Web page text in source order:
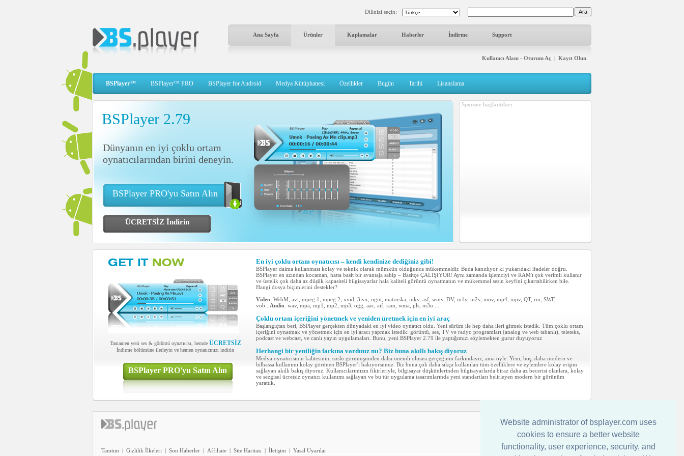
Website administrator of bsplayer.com uses
cookies to ensure a better website
functionality, user experience, security, and
Dilinizi seçin:
Ana Sayfa Ürünler Kaplamalar Haberler İndirme Support
Kullanıcı Alanı - Oturum Aç | Kayıt Olun
BSPlayer™ BSPlayer™ PRO BSPlayer for Android Medya Kütüphanesi Özellikler Bugün Tarihi Lisanslama
BSPlayer 2.79
Dünyanın en iyi çoklu ortam
oynatıcılarından birini deneyin.
BSPlayer PRO'yu Satın Alın
ÜCRETSİZ İndirin
Sponsor bağlantıları
Tamamen yeni ses & görüntü oynatıcısı, hemde ÜCRETSİZ
İndirme bölümüne ilerleyin ve hemen oynatıcınızı indirin
BSPlayer PRO'yu Satın Alın
En iyi çoklu ortam oynatıcısı – kendi kendinize dediğiniz gibi!
BSPlayer daima kullanması kolay ve teknik olarak mümkün olduğunca mükemmeldir. Buda kanıtlıyor ki yukarıdaki ifadeler doğru.
BSPlayer en azından kocaman, hatta basit bir avantaja sahip – Basitçe ÇALIŞIYOR! Aynı zamanda işlemciyi ve RAM'ı çok verimli kullanır
ve üstelik çok daha az düşük kapasiteli bilgisayarlar hala kaliteli görüntü oynatmanın ve mükemmel sesin keyfini çıkartabilirken bile.
Hangi dosya biçimlerini destekler?
Video: WebM, avi, mpeg 1, mpeg 2, xvid, 3ivx, ogm, matroska, mkv, asf, wmv, DV, m1v, m2v, mov, mp4, mpv, QT, rm, SWF,
vob... Audio: wav, mpa, mp1, mp2, mp3, ogg, aac, aif, ram, wma, pls, m3u ...
Çoklu ortam içeriğini yönetmek ve yeniden üretmek için en iyi araç
Başlangıçtan beri, BSPlayer gerçekten dünyadaki en iyi video oynatıcı oldu. Yeni sürüm ile hep daha ileri gitmek istedik. Tüm çoklu ortam
içeriğini oynatmak ve yönetmek için en iyi aracı yapmak istedik: görüntü, ses, TV ve radyo programları (analog ve web tabanlı), teleteks,
podcast ve webcast, ve canlı yayın uygulamaları. Bunu, yeni BSPlayer 2.79 ile yaptığımızı söylemekten gurur duyuyoruz
Herhangi bir yeniliğin farkına vardınız mı? Biz buna akıllı bakış diyoruz
Medya oynatıcısının kalitesinin, süslü görünüşünden daha önemli olması gerçeğinin farkındayız, ama öyle. Yeni, hoş, daha modern ve
bilhassa kullanımı kolay görünen BSPlayer'ı bakıyorsunuz. Biz buna çok daha sıkça kullanılan tüm özelliklere ve eylemlere kolay erişim
sağlayan akıllı bakış diyoruz. Kullanıcılarımızın fikirleriyle, bilgisayar düşkünlerinden bilgisayarlarda biraz daha az becerisi olanlara, kolay
ve sezgisel ücretsiz oynatıcı kullanımı sağlayan ve bu tür uygulama tasarımlarında yeni standartları belirleyen modern bir görünüm
yarattık.
İletişim
Tanıtım | Gizlilik İlkeleri | Son Haberler | Affiliate | Site Haritası | İletişim | Yasal Uyarılar